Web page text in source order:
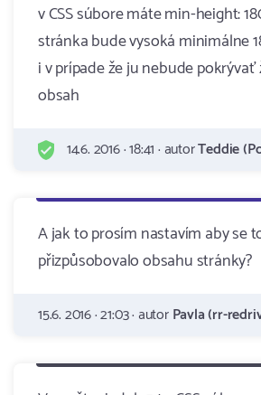
v CSS súbore máte min-height:
stránka bude vysoká minimálne
i v prípade že ju nebude
obsah
14.6. 2016 · 18:41 · autorTeddie
A jak to prosím nastavím aby se
přizpůsobovalo obsahu stránky?
15.6. 2016 · 21:03 · autorPavla (rr-